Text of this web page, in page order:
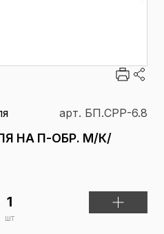
арт. БП.СРР-6.8
НА П-ОБР. М/К/
шт